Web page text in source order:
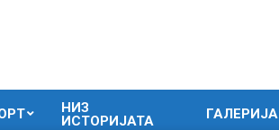
НИЗ
ИСТОРИЈАТА
ГАЛЕРИЈА